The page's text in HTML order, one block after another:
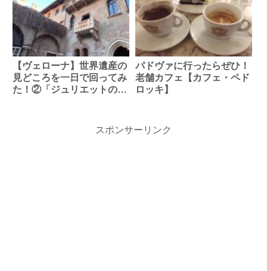
【ヴェローナ】世界遺産の
見どころを一日で回ってみ
た！②「ジュリエットの
パドヴァに行ったらぜひ！
老舗カフェ【カフェ・ペド
ロッキ】
スポンサーリンク